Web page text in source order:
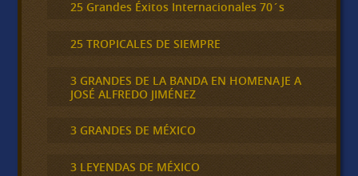
25 Grandes Éxitos Internacionales 70´s
25 TROPICALES DE SIEMPRE
3 GRANDES DE LA BANDA EN HOMENAJE A
JOSÉ ALFREDO JIMÉNEZ
3 GRANDES DE MÉXICO
3 LEYENDAS DE MÉXICO